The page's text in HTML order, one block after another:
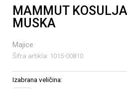
MAMMUT
MUSKA
Majice
Šifra artikla: 1015-00810
Izabrana veličina: